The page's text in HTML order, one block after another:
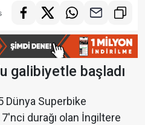
galibiyetle başladı
Dünya Superbike
durağı olan İngiltere